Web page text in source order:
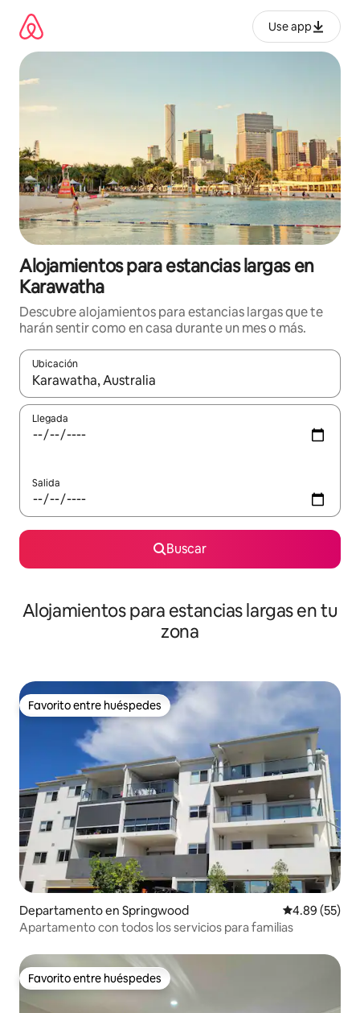
contenido
Use app
Alojamientos para estancias largas en
Karawatha
Descubre alojamientos para estancias largas que te
harán sentir como en casa durante un mes o más.
Ubicación
Cuando los resultados estén disponibles, podrás navegar
Llegada
Salida
Buscar
Alojamientos para estancias largas en tu
zona
Favorito entre huéspedes
Favorito entre huéspedes
Departamento en Springwood Calificación
4.89 (55)
Apartamento con todos los servicios para familias
Favorito entre huéspedes
Favorito entre huéspedes